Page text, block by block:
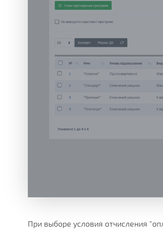
При выборе условия отчисления